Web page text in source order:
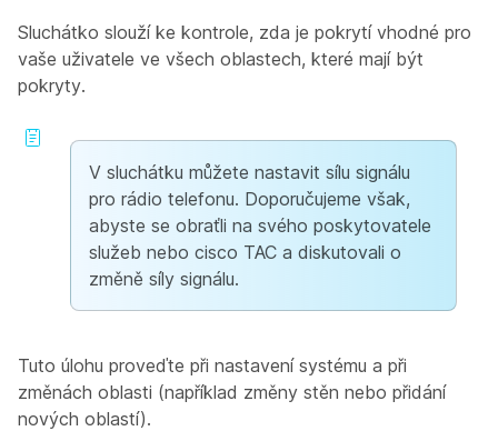
Sluchátko slouží ke kontrole, zda je pokrytí vhodné pro
vaše uživatele ve všech oblastech, které mají být
pokryty.
V sluchátku můžete nastavit sílu signálu
pro rádio telefonu. Doporučujeme však,
abyste se obraťli na svého poskytovatele
služeb nebo cisco TAC a diskutovali o
změně síly signálu.
Tuto úlohu proveďte při nastavení systému a při
změnách oblasti (například změny stěn nebo přidání
nových oblastí).